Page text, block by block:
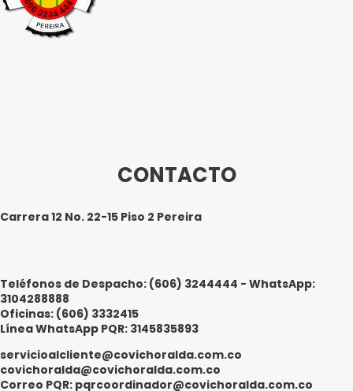
CONTACTO
Carrera 12 No. 22-15 Piso 2 Pereira
Teléfonos de Despacho: (606) 3244444 - WhatsApp:
3104288888
Oficinas: (606) 3332415
Línea WhatsApp PQR: 3145835893
servicioalcliente@covichoralda.com.co
covichoralda@covichoralda.com.co
Correo PQR: pqrcoordinador@covichoralda.com.co